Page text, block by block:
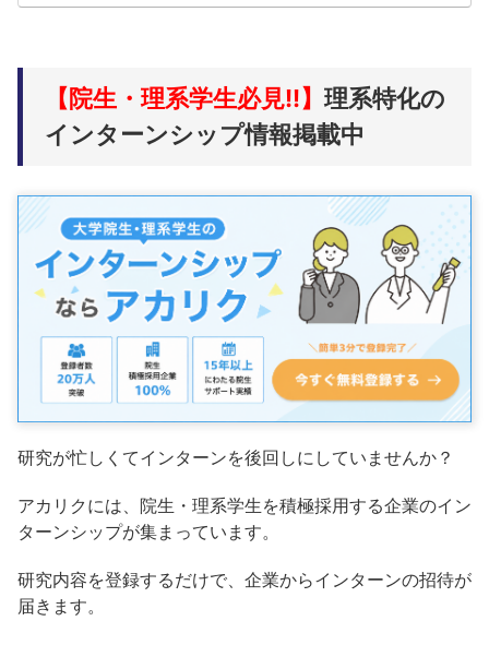
【院生・理系学生必見!!】 理系特化の
インターンシップ情報掲載中
研究が忙しくてインターンを後回しにしていませんか？
アカリクには、院生・理系学生を積極採用する企業のイン
ターンシップが集まっています。
研究内容を登録するだけで、企業からインターンの招待が
届きます。